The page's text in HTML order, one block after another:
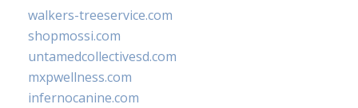
walkers-treeservice.com
shopmossi.com
untamedcollectivesd.com
mxpwellness.com
infernocanine.com